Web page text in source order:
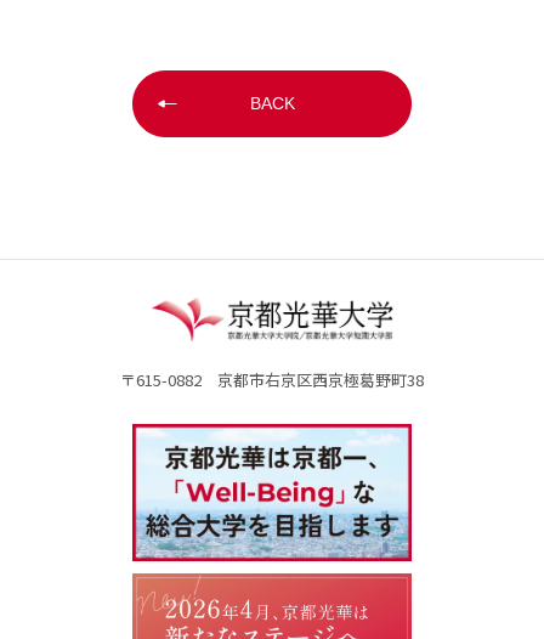
BACK
〒615-0882 京都市右京区西京極葛野町38